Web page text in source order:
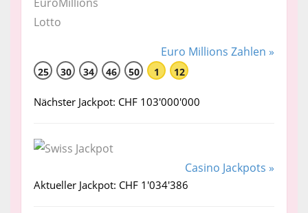
Euro Millions Zahlen »
25 30 34 46 50 1 12
Nächster Jackpot: CHF 103'000'000
Casino Jackpots »
Aktueller Jackpot: CHF 1'034'386